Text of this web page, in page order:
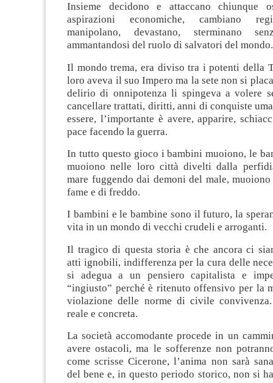
Insieme decidono e attaccano chiunque
aspirazioni economiche, cambiano
manipolano, devastano, sterminano
ammantandosi del ruolo di salvatori del mondo.
Il mondo trema, era diviso tra i potenti della
loro aveva il suo Impero ma la sete non si
delirio di onnipotenza li spingeva a volere
cancellare trattati, diritti, anni di conquiste
essere, l’importante è avere, apparire,
pace facendo la guerra.
In tutto questo gioco i bambini muoiono, le
muoiono nelle loro città divelti dalla
mare fuggendo dai demoni del male,
fame e di freddo.
I bambini e le bambine sono il futuro, la
vita in un mondo di vecchi crudeli e arroganti.
Il tragico di questa storia è che ancora ci
atti ignobili, indifferenza per la cura delle
si adegua a un pensiero capitalista e
“ingiusto” perché è ritenuto offensivo per la
violazione delle norme di civile
reale e concreta.
La società accomodante procede in un
avere ostacoli, ma le sofferenze non
come scrisse Cicerone, l’anima non sarà
del bene e, in questo periodo storico, non si